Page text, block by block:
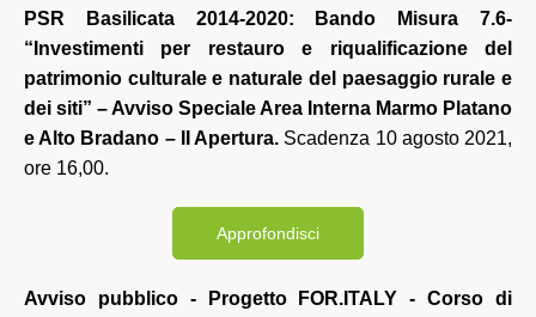
PSR Basilicata 2014-2020: Bando Misura 7.6-
“Investimenti per restauro e riqualificazione del
patrimonio culturale e naturale del paesaggio rurale e
dei siti” – Avviso Speciale Area Interna Marmo Platano
e Alto Bradano – II Apertura. Scadenza 10 agosto 2021,
ore 16,00.
Approfondisci
Avviso pubblico - Progetto FOR.ITALY - Corso di